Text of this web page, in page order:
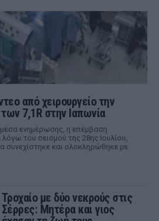
από χειρουργείο την
7,1R στην Ιαπωνία
ενημέρωσης, η επέμβαση
του σεισμού της 28ης Ιουλίου,
συνεχίστηκε και ολοκληρώθηκε με
Τροχαίο με δύο νεκρούς στις
Σέρρες: Μητέρα και γιος